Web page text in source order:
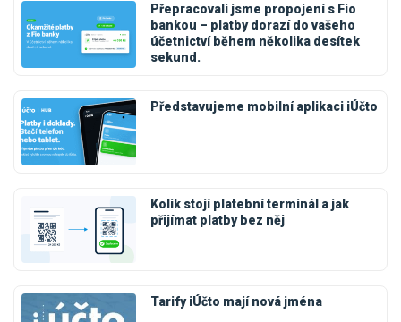
Přepracovali jsme propojení s Fio
bankou – platby dorazí do vašeho
účetnictví během několika desítek
sekund.
Představujeme mobilní aplikaci iÚčto
Kolik stojí platební terminál a jak
přijímat platby bez něj
Tarify iÚčto mají nová jména